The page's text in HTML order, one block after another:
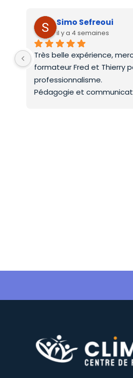
Simo Sefreoui
il y a 4 semaines
Très belle expérience,
formateur Fred et Thierry
professionnalisme.
Pédagogie et